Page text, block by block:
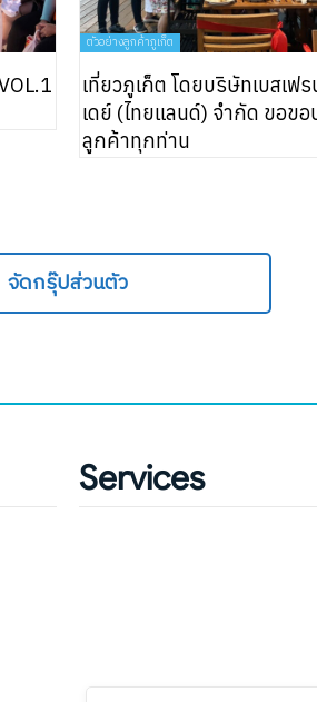
ตัวอย่างลูกค้าภูเก็ต
เที่ยวภูเก็ต โดยบริษัทเบสเฟ
เดย์ (ไทยแลนด์) จำกัด ขอข
ลูกค้าทุกท่าน
จัดกรุ๊ปส่วนตัว
Services